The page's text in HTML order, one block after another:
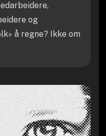
og
å regne? Ikke om